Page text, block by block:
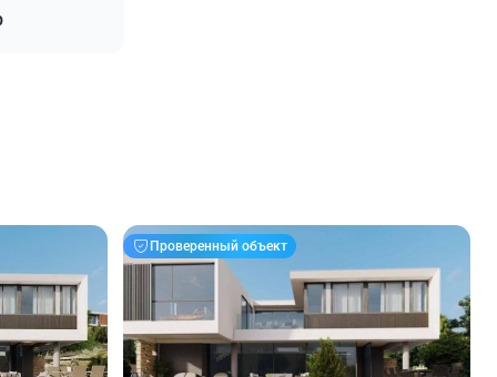
Проверенный объект